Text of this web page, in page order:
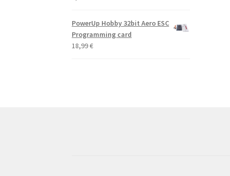
PowerUp Hobby 32bit Aero ESC
Programming card
18,99€